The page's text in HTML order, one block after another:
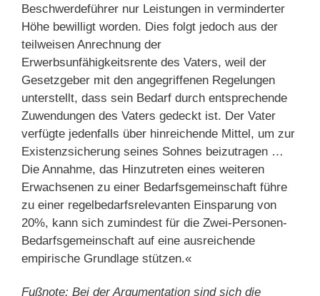
Beschwerdeführer nur Leistungen in verminderter
Höhe bewilligt worden. Dies folgt jedoch aus der
teilweisen Anrechnung der
Erwerbsunfähigkeitsrente des Vaters, weil der
Gesetzgeber mit den angegriffenen Regelungen
unterstellt, dass sein Bedarf durch entsprechende
Zuwendungen des Vaters gedeckt ist. Der Vater
verfügte jedenfalls über hinreichende Mittel, um zur
Existenzsicherung seines Sohnes beizutragen …
Die Annahme, das Hinzutreten eines weiteren
Erwachsenen zu einer Bedarfsgemeinschaft führe
zu einer regelbedarfsrelevanten Einsparung von
20%, kann sich zumindest für die Zwei-Personen-
Bedarfsgemeinschaft auf eine ausreichende
empirische Grundlage stützen.«
Fußnote: Bei der Argumentation sind sich die